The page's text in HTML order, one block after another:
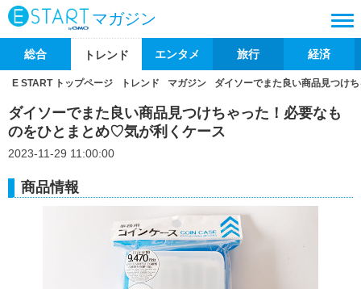
マガジン
総合 トレンド エンタメ 旅行 経済
E START トップページ トレンド マガジン ダイソーでまた良い商品見つけ
ダイソーでまた良い商品見つけちゃった！必要なも
のをひとまとめ♡気が利くケース
2023-11-29 11:00:00
商品情報